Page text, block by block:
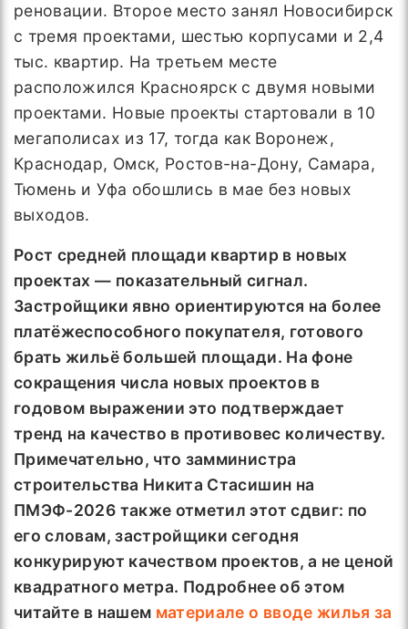
реновации. Второе место занял Новосибирск
с тремя проектами, шестью корпусами и 2,4
тыс. квартир. На третьем месте
расположился Красноярск с двумя новыми
проектами. Новые проекты стартовали в 10
мегаполисах из 17, тогда как Воронеж,
Краснодар, Омск, Ростов-на-Дону, Самара,
Тюмень и Уфа обошлись в мае без новых
выходов.
Рост средней площади квартир в новых
проектах — показательный сигнал.
Застройщики явно ориентируются на более
платёжеспособного покупателя, готового
брать жильё большей площади. На фоне
сокращения числа новых проектов в
годовом выражении это подтверждает
тренд на качество в противовес количеству.
Примечательно, что замминистра
строительства Никита Стасишин на
ПМЭФ-2026 также отметил этот сдвиг: по
его словам, застройщики сегодня
конкурируют качеством проектов, а не ценой
квадратного метра. Подробнее об этом
читайте в нашем материале о вводе жилья за